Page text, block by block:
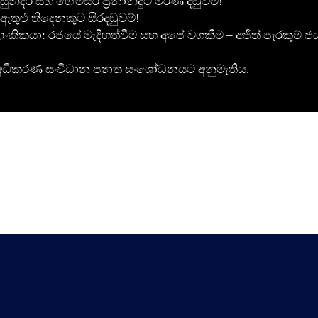
තිදෙනකුට සිරදඬුවම්!
රජයේ මැදිහත්වීම සහ අපේ වගකීම – අජිත් පැරකුම්
සංවිධාන පනත සංශෝධනයට අනුමැතිය.